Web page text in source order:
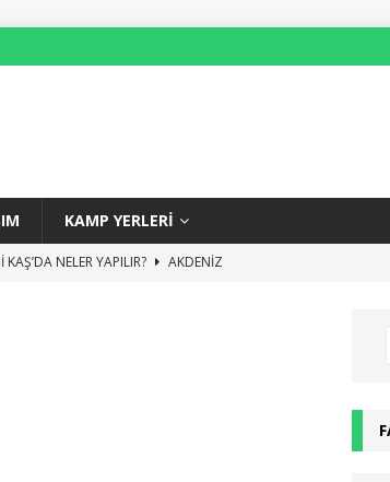
KAMP YERLERI
NELER YAPILIR?
AKDENIZ